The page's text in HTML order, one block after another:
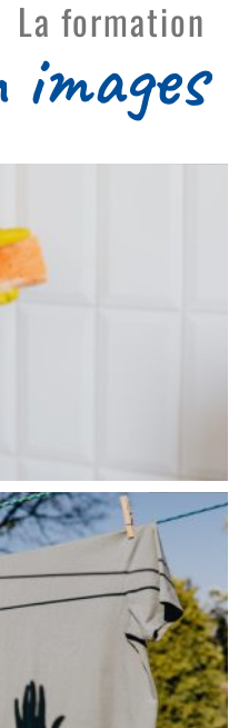
La formation